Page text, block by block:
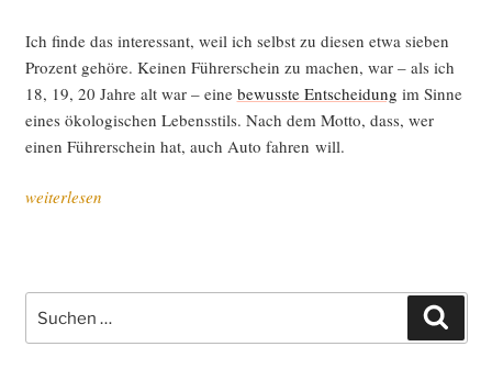
Ich fin­de das inter­es­sant, weil ich selbst zu die­sen etwa sie­ben
Pro­zent gehö­re. Kei­nen Füh­rer­schein zu machen, war – als ich
18, 19, 20 Jah­re alt war – eine bewuss­te Ent­schei­dung im Sin­ne
eines öko­lo­gi­schen Lebens­stils. Nach dem Mot­to, dass, wer
einen Füh­rer­schein hat, auch Auto fah­ren will.
„Der
Chauf­
feur“
weiterlesen
nach: